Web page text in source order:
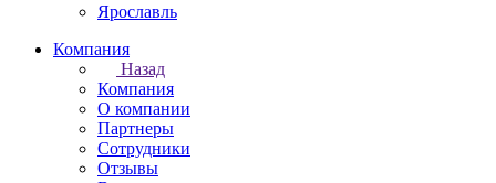
Ярославль
Компания
Назад
Компания
О компании
Партнеры
Сотрудники
Отзывы